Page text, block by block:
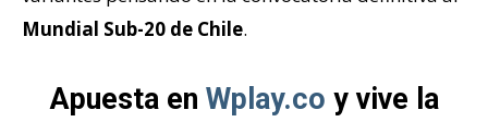
Mundial Sub-20 de Chile.
Apuesta en Wplay.co y vive la